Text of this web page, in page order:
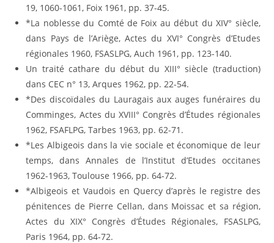
19, 1060-1061, Foix 1961, pp. 37-45.
*La noblesse du Comté de Foix au début du XIV° siècle,
dans Pays de l’Ariège, Actes du XVI° Congrès d’Etudes
régionales 1960, FSASLPG, Auch 1961, pp. 123-140.
Un traité cathare du début du XIII° siècle (traduction)
dans CEC n° 13, Arques 1962, pp. 22-54.
*Des discoïdales du Lauragais aux auges funéraires du
Comminges, Actes du XVIII° Congrès d’Études régionales
1962, FSAFLPG, Tarbes 1963, pp. 62-71.
*Les Albigeois dans la vie sociale et économique de leur
temps, dans Annales de l’Institut d’Etudes occitanes
1962-1963, Toulouse 1966, pp. 64-72.
*Albigeois et Vaudois en Quercy d’après le registre des
pénitences de Pierre Cellan, dans Moissac et sa région,
Actes du XIX° Congrès d’Études Régionales, FSASLPG,
Paris 1964, pp. 64-72.